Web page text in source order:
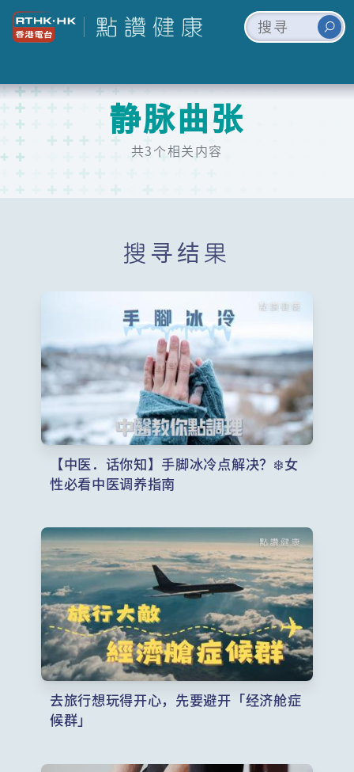
静脉曲张
共3个相关内容
搜寻结果
【中医．话你知】手脚冰冷点解决？❄️女
性必看中医调养指南
去旅行想玩得开心，先要避开「经济舱症
候群」